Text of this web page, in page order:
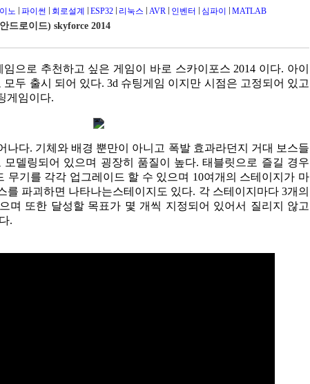
노 파이썬 회로설계 ESP32 리눅스 AVR 인벤터 심파이 MATLAB
드로이드) skyforce 2014
으로 추천하고 싶은 게임이 바로 스카이포스 2014 이다. 아이
두 출시 되어 있다. 3d 슈팅게임 이지만 시점은 고정되어 있고
게임이다.
나다. 기체와 배경 뿐만이 아니고 폭발 효과라던지 거대 보스들
모델링되어 있으며 굉장히 품질이 높다. 태블릿으로 즐길 경우
무기를 각각 업그레이드 할 수 있으며 10여개의 스테이지가 마
를 파괴하면 나타나는스테이지도 있다. 각 스테이지마다 3개의
며 또한 달성할 목표가 몇 개씩 지정되어 있어서 질리지 않고
.